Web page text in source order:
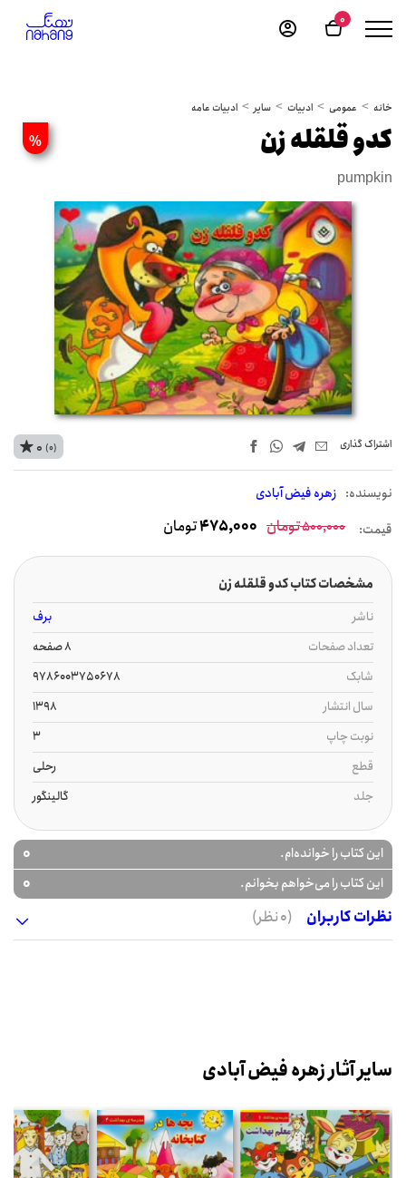
0
خانه عمومی ادبیات سایر ادبیات عامه
% کدو قلقله زن
pumpkin
اشتراک‌ گذاری
نويسنده: زهره فیض آبادی
0 (0)
قیمت: 500,000تومان 475,000تومان
مشخصات کتاب کدو قلقله زن
ناشر
برف
تعداد صفحات
8 صفحه
شابک
9786003750678
سال انتشار
1398
نوبت چاپ
3
قطع
رحلی
جلد
گالینگور
این کتاب را خوانده‌ام. 0
این کتاب را می‌خواهم بخوانم.
0
نظرات کاربران
(0 نظر)
سایر آثار زهره فیض آبادی